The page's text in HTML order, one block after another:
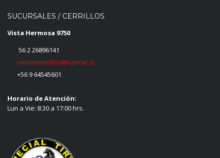
SUCURSALES / CERRILLOS
Vista Hermosa 9750
56 2 26896141
ventascerrillos@sancar.cl
+56 9 64545601
Horario de Atención:
Lun a Vie: 8:30 a 17:00 hrs.